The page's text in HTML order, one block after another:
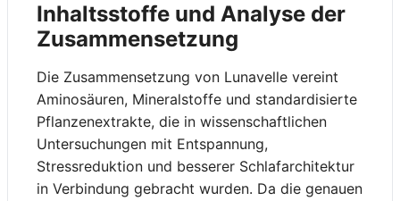
Inhaltsstoffe und Analyse der
Zusammensetzung
Die Zusammensetzung von Lunavelle vereint
Aminosäuren, Mineralstoffe und standardisierte
Pflanzenextrakte, die in wissenschaftlichen
Untersuchungen mit Entspannung,
Stressreduktion und besserer Schlafarchitektur
in Verbindung gebracht wurden. Da die genauen